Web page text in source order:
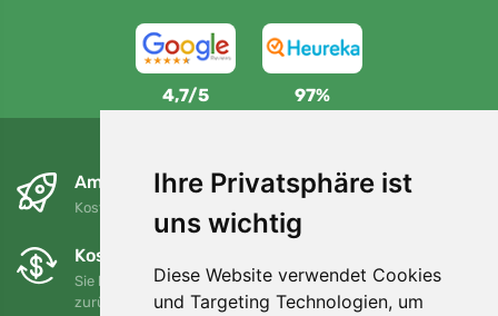
Ihre Privatsphäre ist
uns wichtig
Diese Website verwendet Cookies
und Targeting Technologien, um
4,7/5 97%
Am nächsten Tag und kostenlos
Kostenloser Versand für Bestellungen über 80 EUR
Kostenloser Umtausch und Rückgabe
Sie können Ihre Bestellung jederzeit innerhalb von 90 Tagen
zurückgeben oder umtauschen.